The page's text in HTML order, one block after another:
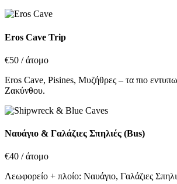
Eros Cave Trip
€50 / άτομο
Eros Cave, Pisines, Μυζήθρες – τα πιο
Ζακύνθου.
Ναυάγιο & Γαλάζιες Σπηλιές (Bus)
€40 / άτομο
Λεωφορείο + πλοίο: Ναυάγιο, Γαλάζιες